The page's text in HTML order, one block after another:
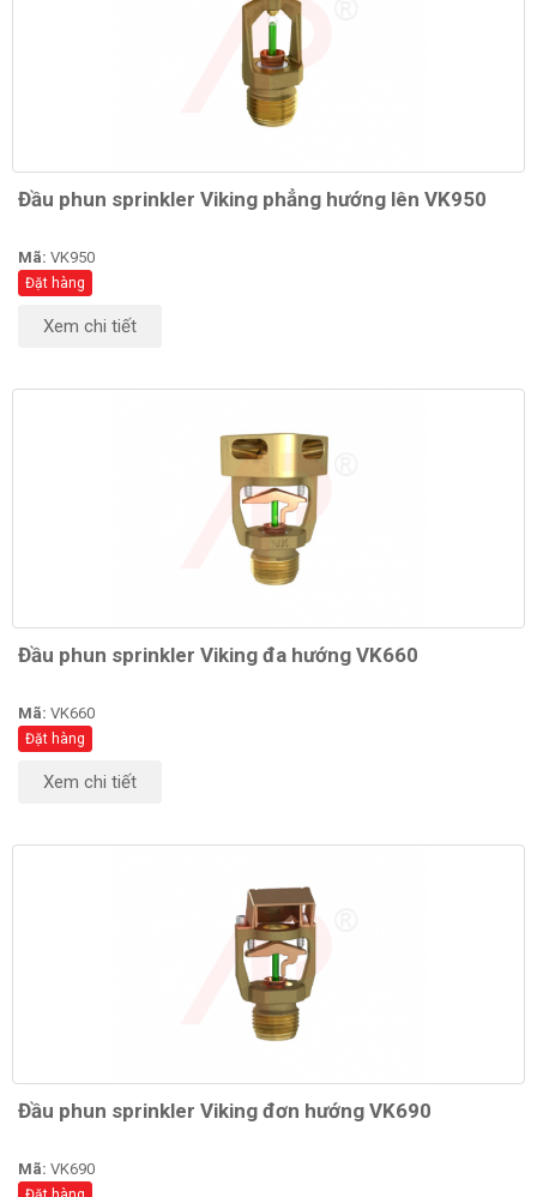
Đầu phun sprinkler Viking phẳng hướng lên VK950
Mã: VK950
Đặt hàng
Xem chi tiết
Đầu phun sprinkler Viking đa hướng VK660
Mã: VK660
Đặt hàng
Xem chi tiết
Đầu phun sprinkler Viking đơn hướng VK690
Mã: VK690